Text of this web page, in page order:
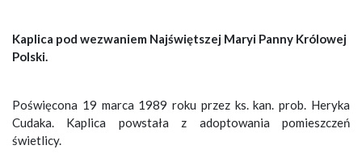
Kaplica pod wezwaniem Najświętszej Maryi Panny Królowej
Polski.
Poświęcona 19 marca 1989 roku przez ks. kan. prob. Heryka
Cudaka. Kaplica powstała z adoptowania pomieszczeń
świetlicy.